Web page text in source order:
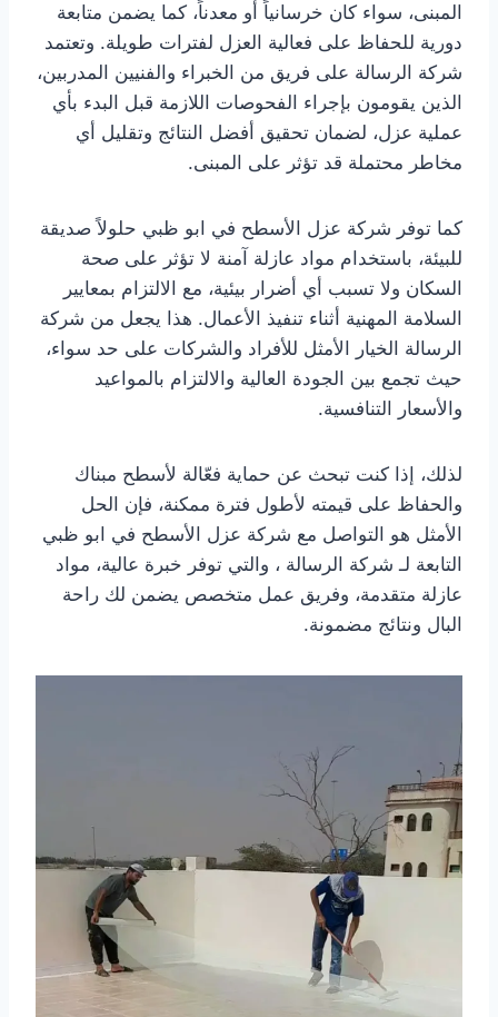
المبنى، سواء كان خرسانياً أو معدناً، كما يضمن متابعة
دورية للحفاظ على فعالية العزل لفترات طويلة. وتعتمد
شركة الرسالة على فريق من الخبراء والفنيين المدربين،
الذين يقومون بإجراء الفحوصات اللازمة قبل البدء بأي
عملية عزل، لضمان تحقيق أفضل النتائج وتقليل أي
مخاطر محتملة قد تؤثر على المبنى.
كما توفر شركة عزل الأسطح في ابو ظبي حلولاً صديقة
للبيئة، باستخدام مواد عازلة آمنة لا تؤثر على صحة
السكان ولا تسبب أي أضرار بيئية، مع الالتزام بمعايير
السلامة المهنية أثناء تنفيذ الأعمال. هذا يجعل من شركة
الرسالة الخيار الأمثل للأفراد والشركات على حد سواء،
حيث تجمع بين الجودة العالية والالتزام بالمواعيد
والأسعار التنافسية.
لذلك، إذا كنت تبحث عن حماية فعّالة لأسطح مبناك
والحفاظ على قيمته لأطول فترة ممكنة، فإن الحل
الأمثل هو التواصل مع شركة عزل الأسطح في ابو ظبي
التابعة لـ شركة الرسالة ، والتي توفر خبرة عالية، مواد
عازلة متقدمة، وفريق عمل متخصص يضمن لك راحة
البال ونتائج مضمونة.